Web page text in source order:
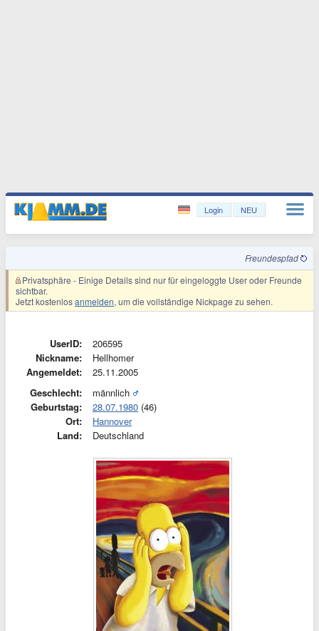
Login NEU
Freundespfad
Privatsphäre - Einige Details sind nur für eingeloggte User oder Freunde
sichtbar.
Jetzt kostenlosanmelden, um die vollständige Nickpage zu sehen.
UserID:
206595
Nickname:
Hellhomer
Angemeldet:
25.11.2005
Geschlecht:
männlich
Geburtstag:
28.07.1980 (46)
Ort:
Hannover
Land:
Deutschland